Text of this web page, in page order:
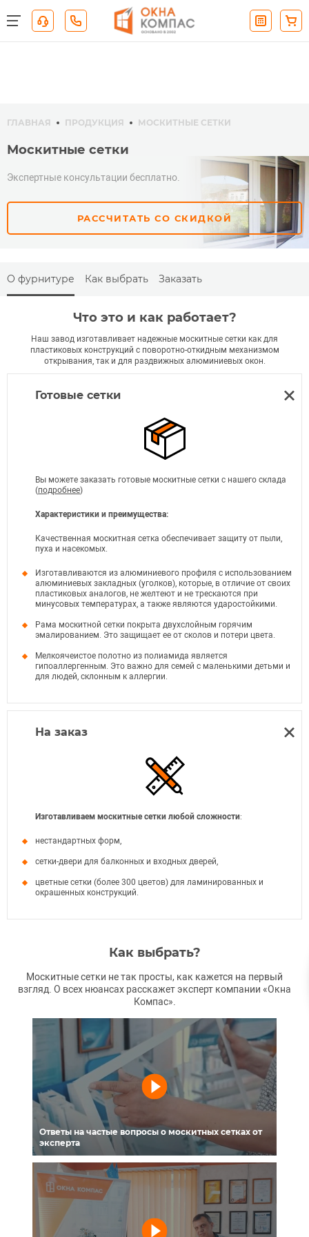
ГЛАВНАЯ ПРОДУКЦИЯ МОСКИТНЫЕ СЕТКИ
Москитные сетки
Экспертные консультации бесплатно.
РАССЧИТАТЬ СО СКИДКОЙ
О фурнитуре Как выбрать Заказать
Что это и как работает?
Наш завод изготавливает надежные москитные сетки как для
пластиковых конструкций с поворотно-откидным механизмом
открывания, так и для раздвижных алюминиевых окон.
Готовые сетки
Вы можете заказать готовые москитные сетки с нашего склада
(подробнее)
Характеристики и преимущества:
Качественная москитная сетка обеспечивает защиту от пыли,
пуха и насекомых.
Изготавливаются из алюминиевого профиля с использованием
алюминиевых закладных (уголков), которые, в отличие от своих
пластиковых аналогов, не желтеют и не трескаются при
минусовых температурах, а также являются ударостойкими.
Рама москитной сетки покрыта двухслойным горячим
эмалированием. Это защищает ее от сколов и потери цвета.
Мелкоячеистое полотно из полиамида является
гипоаллергенным. Это важно для семей с маленькими детьми и
для людей, склонным к аллергии.
На заказ
Изготавливаем москитные сетки любой сложности:
нестандартных форм,
сетки-двери для балконных и входных дверей,
цветные сетки (более 300 цветов) для ламинированных и
окрашенных конструкций.
Как выбрать?
Москитные сетки не так просты, как кажется на первый
взгляд. О всех нюансах расскажет эксперт компании «Окна
Компас».
Ответы на частые вопросы о москитных сетках от
эксперта